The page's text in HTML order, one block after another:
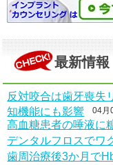
最新情報
反対咬合は歯牙喪失
知機能にも影響 04月
高血糖患者の唾液に
デンタルフロスでワ
歯周治療後3か月で